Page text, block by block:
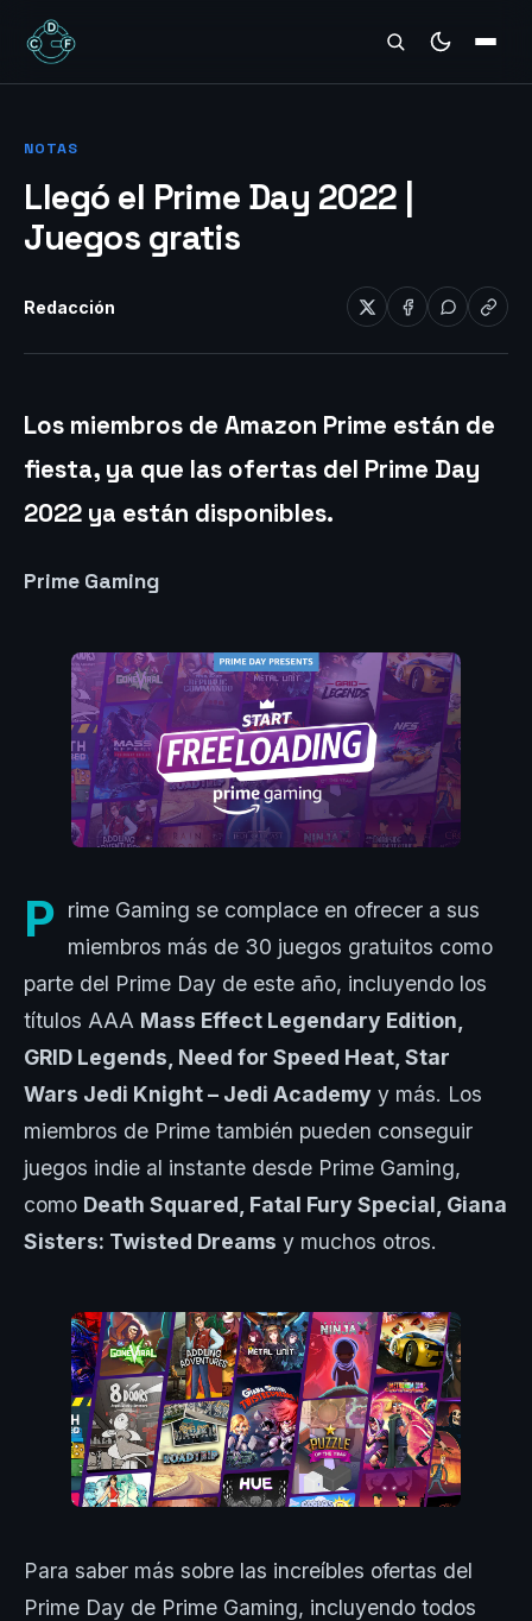
REVIEWS
NOTAS
Llegó el Prime Day 2022 |
Juegos gratis
Redacción
Los miembros de Amazon Prime están de
fiesta, ya que las ofertas del Prime Day
2022 ya están disponibles.
Prime Gaming
P rime Gaming se complace en ofrecer a sus
miembros más de 30 juegos gratuitos como
parte del Prime Day de este año, incluyendo los
títulos AAA Mass Effect Legendary Edition,
GRID Legends, Need for Speed Heat, Star
Wars Jedi Knight – Jedi Academy y más. Los
miembros de Prime también pueden conseguir
juegos indie al instante desde Prime Gaming,
como Death Squared, Fatal Fury Special, Giana
Sisters: Twisted Dreams y muchos otros.
Para saber más sobre las increíbles ofertas del
Prime Day de Prime Gaming, incluyendo todos